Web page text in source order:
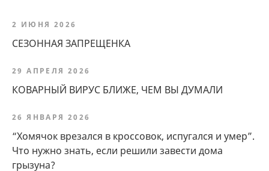
2 ИЮНЯ 2026
СЕЗОННАЯ ЗАПРЕЩЕНКА
29 АПРЕЛЯ 2026
КОВАРНЫЙ ВИРУС БЛИЖЕ, ЧЕМ ВЫ ДУМАЛИ
26 ЯНВАРЯ 2026
“Хомячок врезался в кроссовок, испугался и умер”.
Что нужно знать, если решили завести дома
грызуна?